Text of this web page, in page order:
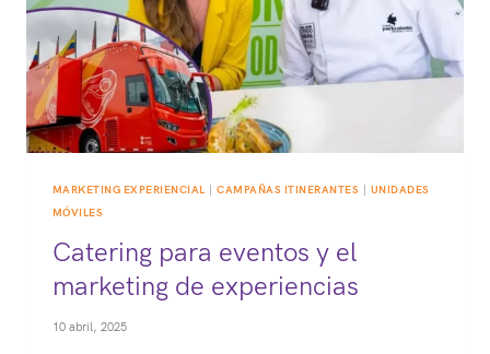
MARKETING EXPERIENCIAL |CAMPAÑAS ITINERANTES
UNIDADES
MÓVILES
Catering para eventos y el
marketing de experiencias
10 abril, 2025